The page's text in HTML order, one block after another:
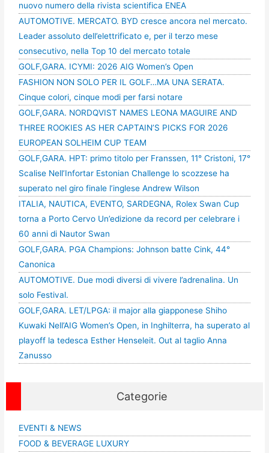
nuovo numero della rivista scientifica ENEA
AUTOMOTIVE. MERCATO. BYD cresce ancora nel mercato.
Leader assoluto dell’elettrificato e, per il terzo mese
consecutivo, nella Top 10 del mercato totale
GOLF,GARA. ICYMI: 2026 AIG Women’s Open
FASHION NON SOLO PER IL GOLF…MA UNA SERATA.
Cinque colori, cinque modi per farsi notare
GOLF,GARA. NORDQVIST NAMES LEONA MAGUIRE AND
THREE ROOKIES AS HER CAPTAIN’S PICKS FOR 2026
EUROPEAN SOLHEIM CUP TEAM
GOLF,GARA. HPT: primo titolo per Franssen, 11° Cristoni, 17°
Scalise Nell’Infortar Estonian Challenge lo scozzese ha
superato nel giro finale l’inglese Andrew Wilson
ITALIA, NAUTICA, EVENTO, SARDEGNA, Rolex Swan Cup
torna a Porto Cervo Un’edizione da record per celebrare i
60 anni di Nautor Swan
GOLF,GARA. PGA Champions: Johnson batte Cink, 44°
Canonica
AUTOMOTIVE. Due modi diversi di vivere l’adrenalina. Un
solo Festival.
GOLF,GARA. LET/LPGA: il major alla giapponese Shiho
Kuwaki Nell’AIG Women’s Open, in Inghilterra, ha superato al
playoff la tedesca Esther Henseleit. Out al taglio Anna
Zanusso
Categorie
EVENTI & NEWS
FOOD & BEVERAGE LUXURY